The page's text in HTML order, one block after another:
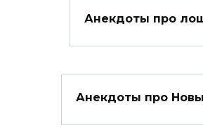
Анекдоты про
Анекдоты про